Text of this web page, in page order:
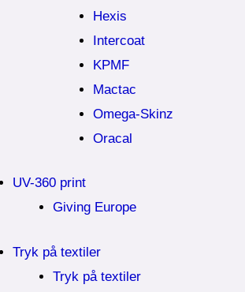
Hexis
Intercoat
KPMF
Mactac
Omega-Skinz
Oracal
UV-360 print
Giving Europe
Tryk på textiler
Tryk på textiler